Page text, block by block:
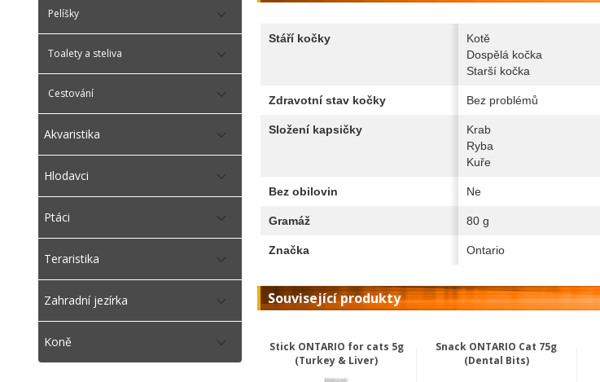
Pelíšky
Toalety a steliva
Cestování
Akvaristika
Hlodavci
Ptáci
Teraristika
Zahradní jezírka
Koně
Stáří kočky
Kotě
Dospělá kočka
Starší kočka
Zdravotní stav kočky Bez problémů
Složení kapsičky
Krab
Ryba
Kuře
Bez obilovin Ne
Gramáž 80 g
Značka Ontario
Související produkty
Stick ONTARIO for cats 5g
(Turkey & Liver)
Snack ONTARIO Cat 75g
(Dental Bits)